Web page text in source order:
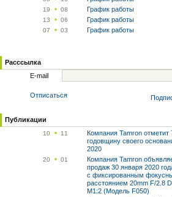
19 08 График работы
13 06 График работы
07 03 График работы
Расссылка
E-mail
Отписаться
Публикации
10 11
Компания Tamron отметит
годовщину своего
2020
20 01
Компания Tamron
продаж 30 января 2020
с фиксированным
расстоянием 20mm F/2.8
M1:2 (Модель F050)